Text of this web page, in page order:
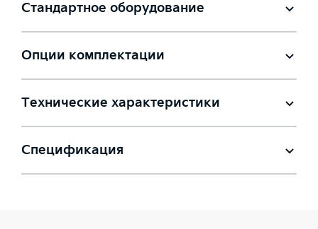
Стандартное оборудование
Опции комплектации
Технические характеристики
Спецификация